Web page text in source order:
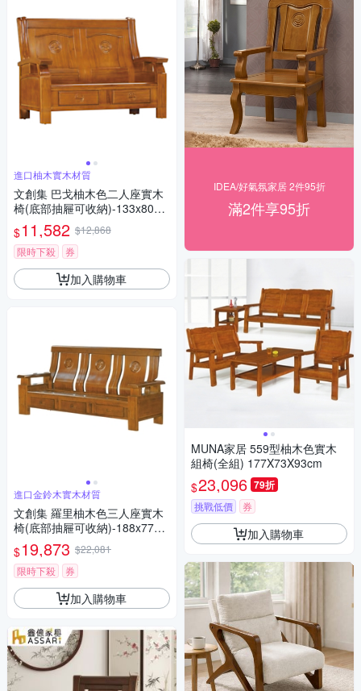
進口柚木實木材質
文創集 巴戈柚木色二人座實木
椅(底部抽屜可收納)-133x80x1
04cm免組
$11,582 $12,868
限時下殺
券
加入購物車
進口金鈴木實木材質
文創集 羅里柚木色三人座實木
椅(底部抽屜可收納)-188x77x1
03cm免組
$19,873 $22,081
限時下殺
券
加入購物車
IDEA/好氣氛家居 2件95折
滿2件享95折
MUNA家居 559型柚木色實木
組椅(全組) 177X73X93cm
$23,096 79折
挑戰低價 券
加入購物車